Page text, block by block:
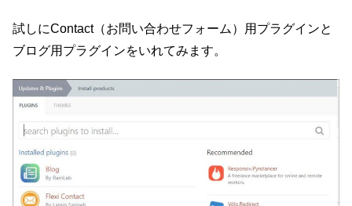
試しにContact（お問い合わせフォーム）用プラグインと
ブログ用プラグインをいれてみます。